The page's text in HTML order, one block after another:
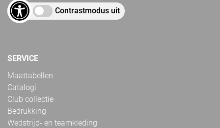
Contrastmodus uit
SERVICE
Maattabellen
Catalogi
Club collectie
Bedrukking
Wedstrijd- en teamkleding